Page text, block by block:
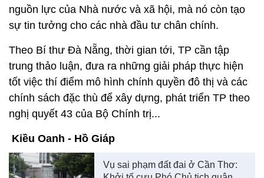
nguồn lực của Nhà nước và xã hội, mà nó còn tạo
sự tin tưởng cho các nhà đầu tư chân chính.
Theo Bí thư Đà Nẵng, thời gian tới, TP cần tập
trung thảo luận, đưa ra những giải pháp thực hiện
tốt việc thí điểm mô hình chính quyền đô thị và các
chính sách đặc thù để xây dựng, phát triển TP theo
nghị quyết 43 của Bộ Chính trị...
Kiều Oanh - Hồ Giáp
Vụ sai phạm đất đai ở Cần Thơ: